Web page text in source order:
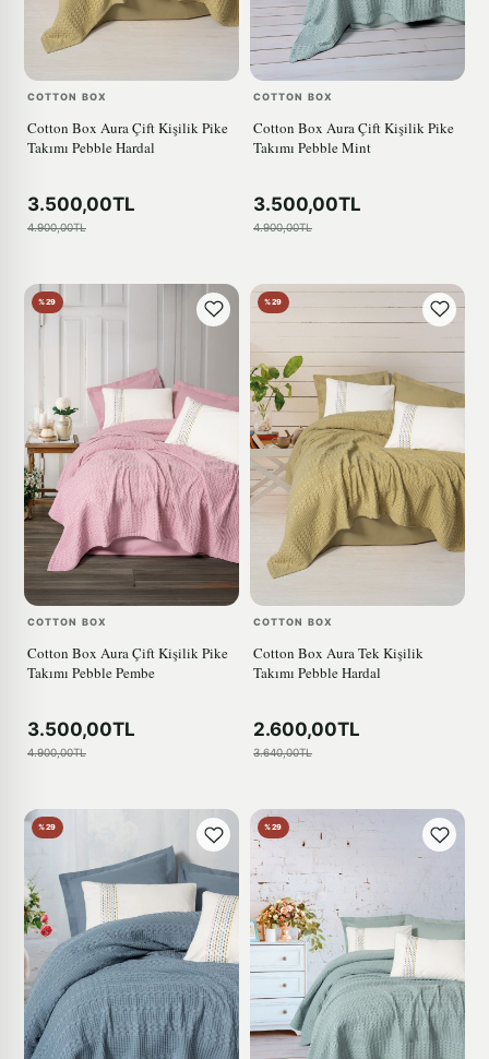
COTTON BOX
Cotton Box Aura Çift Kişilik Pike
Takımı Pebble Hardal
3.500,00TL
4.900,00TL
COTTON BOX
Cotton Box Aura Çift Kişilik Pike
Takımı Pebble Mint
3.500,00TL
4.900,00TL
%29
COTTON BOX
Cotton Box Aura Çift Kişilik Pike
Takımı Pebble Pembe
3.500,00TL
4.900,00TL
%29
COTTON BOX
Cotton Box Aura Tek Kişilik
Takımı Pebble Hardal
2.600,00TL
3.640,00TL
%29 %29